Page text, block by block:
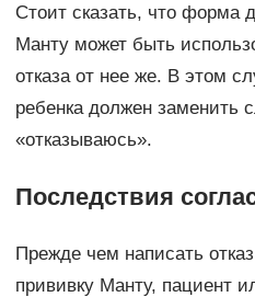
Стоит сказать, что форма
Манту может быть
отказа от нее же. В этом
ребенка должен заменить
«отказываюсь».
Последствия
Прежде чем написать
прививку Манту, пациент